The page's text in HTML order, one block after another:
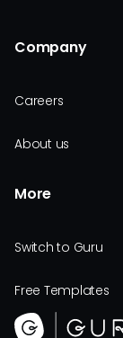
Company
Careers
About us
More
Switch to Guru
Free Templates